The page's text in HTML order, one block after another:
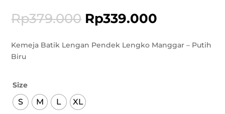
Rp379.000 Rp339.000
Kemeja Batik Lengan Pendek Lengko Manggar – Putih
Biru
Size
S M L XL